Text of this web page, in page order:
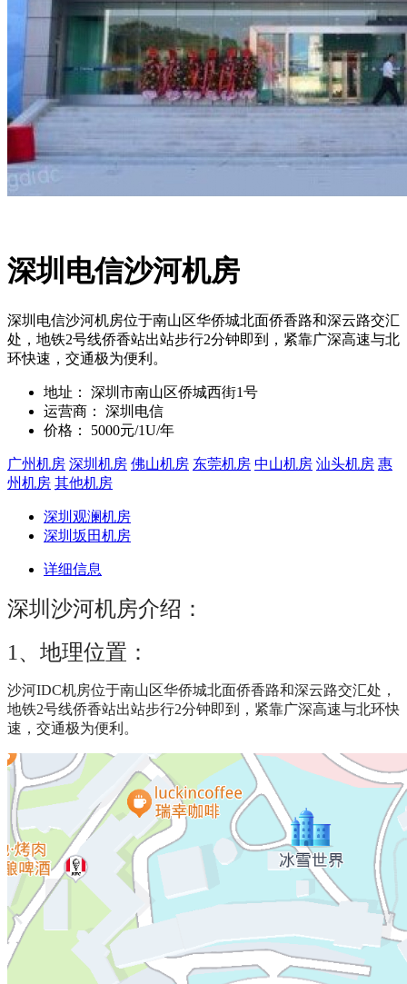
深圳电信沙河机房
深圳电信沙河机房位于南山区华侨城北面侨香路和深云路交汇
处，地铁2号线侨香站出站步行2分钟即到，紧靠广深高速与北
环快速，交通极为便利。
地址：
深圳市南山区侨城西街1号
运营商：
深圳电信
价格：
5000元/1U/年
广州机房 深圳机房 佛山机房 东莞机房 中山机房 汕头机房 惠
州机房 其他机房
深圳观澜机房
深圳坂田机房
详细信息
深圳沙河机房介绍：
1、地理位置：
沙河IDC机房位于南山区华侨城北面侨香路和深云路交汇处，
地铁2号线侨香站出站步行2分钟即到，紧靠广深高速与北环快
速，交通极为便利。